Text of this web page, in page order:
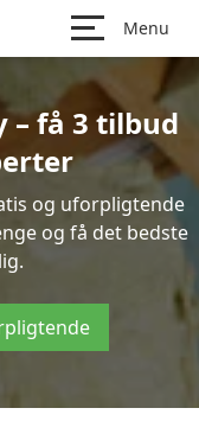
Menu
– få 3 tilbud
og uforpligtende
og få det bedste